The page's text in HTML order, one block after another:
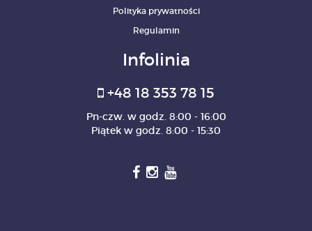
Polityka prywatności
Regulamin
Infolinia
+48 18 353 78 15
Pn-czw. w godz. 8:00 - 16:00
Piątek w godz. 8:00 - 15:30